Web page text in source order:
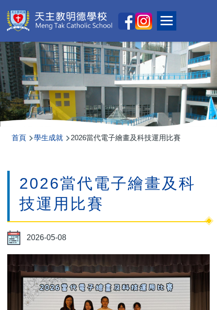
Toggle
Main
導
連
首頁 學生成就 2026當代電子繪畫及科技運用比賽
2026當代電子繪畫及科
技運用比賽
2026-05-08